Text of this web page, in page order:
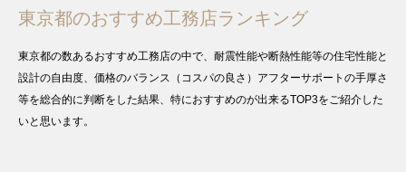
東京都のおすすめ工務店ランキング
東京都の数あるおすすめ工務店の中で、耐震性能や断熱性能等の住宅性能と
設計の自由度、価格のバランス（コスパの良さ）アフターサポートの手厚さ
等を総合的に判断をした結果、特におすすめのが出来るTOP3をご紹介した
いと思います。